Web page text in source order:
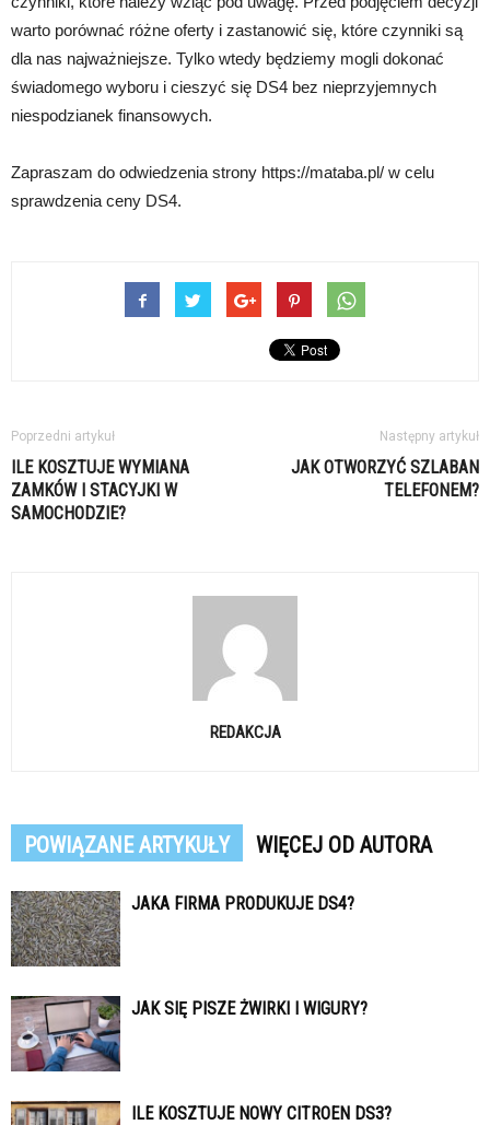
warto porównać różne oferty i zastanowić się, które czynniki są
dla nas najważniejsze. Tylko wtedy będziemy mogli dokonać
świadomego wyboru i cieszyć się DS4 bez nieprzyjemnych
niespodzianek finansowych.
Zapraszam do odwiedzenia strony https://mataba.pl/ w celu
sprawdzenia ceny DS4.
Poprzedni artykuł
ILE KOSZTUJE WYMIANA
ZAMKÓW I STACYJKI W
SAMOCHODZIE?
Następny artykuł
JAK OTWORZYĆ SZLABAN
TELEFONEM?
REDAKCJA
POWIĄZANE ARTYKUŁY WIĘCEJ OD AUTORA
JAKA FIRMA PRODUKUJE DS4?
JAK SIĘ PISZE ŻWIRKI I WIGURY?
ILE KOSZTUJE NOWY CITROEN DS3?